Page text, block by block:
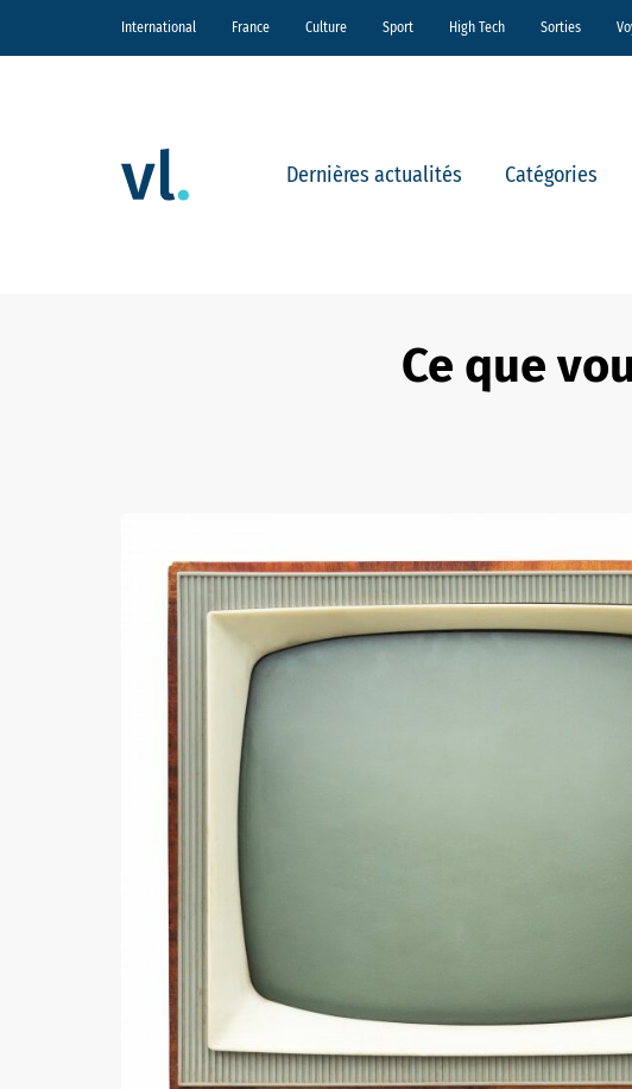
International France Culture Sport High Tech Sorties
Dernières actualités Catégories
Ce que